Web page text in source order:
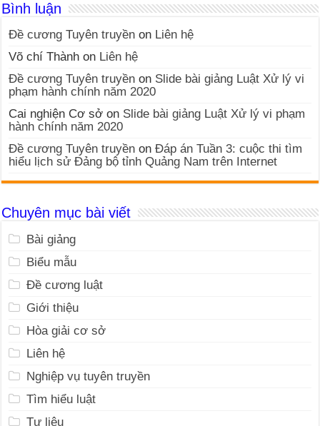
Bình luận
Đề cương Tuyên truyền on Liên hệ
Võ chí Thành on Liên hệ
Đề cương Tuyên truyền on Slide bài giảng Luật Xử lý vi
phạm hành chính năm 2020
Cai nghiện Cơ sở on Slide bài giảng Luật Xử lý vi phạm
hành chính năm 2020
Đề cương Tuyên truyền onĐáp án Tuần 3: cuộc thi tìm
hiểu lịch sử Đảng bộ tỉnh Quảng Nam trên Internet
Chuyên mục bài viết
Bài giảng
Biểu mẫu
Đề cương luật
Giới thiệu
Hòa giải cơ sở
Liên hệ
Nghiệp vụ tuyên truyền
Tìm hiểu luật
Tư liệu